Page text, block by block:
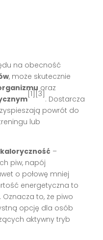
na obecność
, może skutecznie
oraz
[1][3]
. Dostarcza
powrót do
lub
–
piw, napój
o połowę mniej
energetyczna to
. Oznacza to, że piwo
opcję dla osób
aktywny tryb